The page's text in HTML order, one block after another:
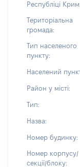
Республіці Крим:
Територіальна
громада:
Тип населеного
пункту:
Населений
Район у місті:
Тип:
Назва:
Номер будинку:
Номер корпусу/
секції/блоку: